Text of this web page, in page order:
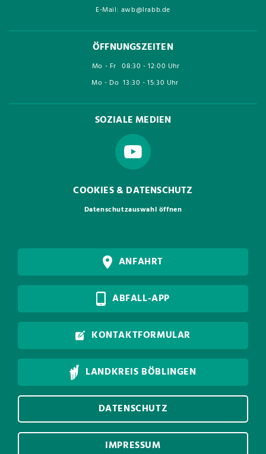
E-Mail: awb@lrabb.de
ÖFFNUNGSZEITEN
Mo - Fr 08:30 - 12:00 Uhr
Mo - Do 13:30 - 15:30 Uhr
SOZIALE MEDIEN
COOKIES & DATENSCHUTZ
Datenschutzauswahl öffnen
ANFAHRT
ABFALL-APP
KONTAKTFORMULAR
LANDKREIS BÖBLINGEN
DATENSCHUTZ
IMPRESSUM